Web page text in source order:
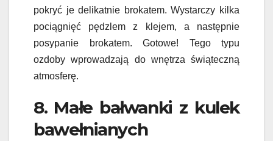
pokryć je delikatnie brokatem. Wystarczy kilka
pociągnięć pędzlem z klejem, a następnie
posypanie brokatem. Gotowe! Tego typu
ozdoby wprowadzają do wnętrza świąteczną
atmosferę.
8. Małe bałwanki z kulek
bawełnianych